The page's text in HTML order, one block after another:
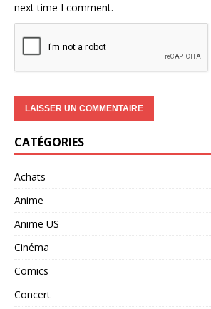
next time I comment.
CATÉGORIES
Achats
Anime
Anime US
Cinéma
Comics
Concert